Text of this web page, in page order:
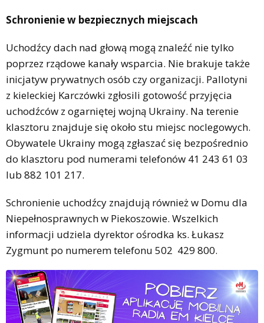
Schronienie w bezpiecznych miejscach
Uchodźcy dach nad głową mogą znaleźć nie tylko
poprzez rządowe kanały wsparcia. Nie brakuje także
inicjatyw prywatnych osób czy organizacji. Pallotyni
z kieleckiej Karczówki zgłosili gotowość przyjęcia
uchodźców z ogarniętej wojną Ukrainy. Na terenie
klasztoru znajduje się około stu miejsc noclegowych.
Obywatele Ukrainy mogą zgłaszać się bezpośrednio
do klasztoru pod numerami telefonów 41 243 61 03
lub 882 101 217.
Schronienie uchodźcy znajdują również w Domu dla
Niepełnosprawnych w Piekoszowie. Wszelkich
informacji udziela dyrektor ośrodka ks. Łukasz
Zygmunt po numerem telefonu 502 429 800.